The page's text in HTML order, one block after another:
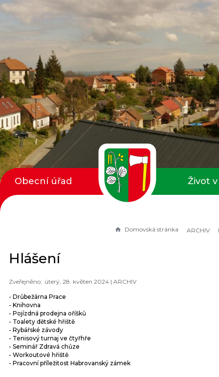
Domovská stránka ARCHIV
Hlášení
úterý, 28. květen 2024 | ARCHIV
- Drůbežárna Prace
- Knihovna
- Pojízdná prodejna oříšků
- Toalety dětské hřiště
- Rybářské závody
- Tenisový turnaj ve čtyřhře
- Seminář Zdravá chůze
- Workoutové hřiště
- Pracovní příležitost Habrovanský zámek
Obecní úřad Život